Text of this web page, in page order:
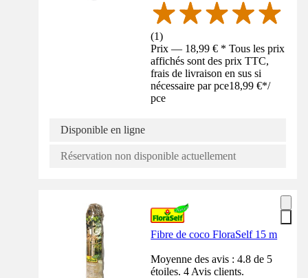
(1)
Prix — 18,99 € * Tous les prix
affichés sont des prix TTC,
frais de livraison en sus si
nécessaire par pce18,99 €*/
pce
Disponible en ligne
Réservation non disponible actuellement
Fibre de coco FloraSelf 15 m
Moyenne des avis : 4.8 de 5
étoiles. 4 Avis clients.